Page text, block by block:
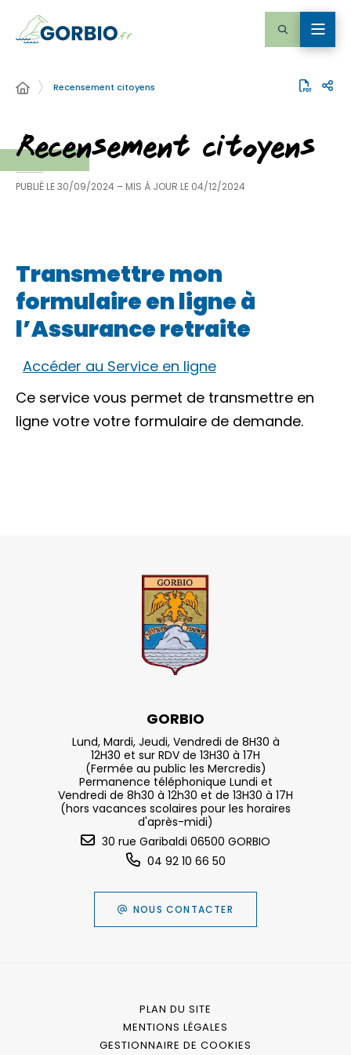
Recensement citoyens
Recensement citoyens
PUBLIÉ LE30/09/2024 – MIS À JOUR LE 04/12/2024
Transmettre mon
formulaire en ligne à
l’Assurance retraite
Accéder au Service en ligne
Ce service vous permet de transmettre en
ligne votre votre formulaire de demande.
GORBIO
Lund, Mardi, Jeudi, Vendredi de 8H30 à
12H30 et sur RDV de 13H30 à 17H
(Fermée au public les Mercredis)
Permanence téléphonique Lundi et
Vendredi de 8h30 à 12h30 et de 13H30 à 17H
(hors vacances scolaires pour les horaires
d'après-midi)
30 rue Garibaldi 06500 GORBIO
04 92 10 66 50
NOUS CONTACTER
PLAN DU SITE
MENTIONS LÉGALES
GESTIONNAIRE DE COOKIES